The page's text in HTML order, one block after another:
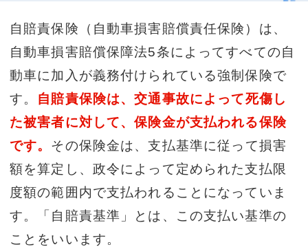
自賠責保険（自動車損害賠償責任保険）は、
自動車損害賠償保障法5条によってすべての自
動車に加入が義務付けられている強制保険で
す。 自賠責保険は、交通事故によって死傷し
た被害者に対して、保険金が支払われる保険
です。 その保険金は、支払基準に従って損害
額を算定し、政令によって定められた支払限
度額の範囲内で支払われることになっていま
す。「自賠責基準」とは、この支払い基準の
ことをいいます。